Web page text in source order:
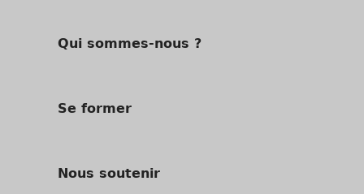
Qui sommes-nous ?
Se former
Nous soutenir